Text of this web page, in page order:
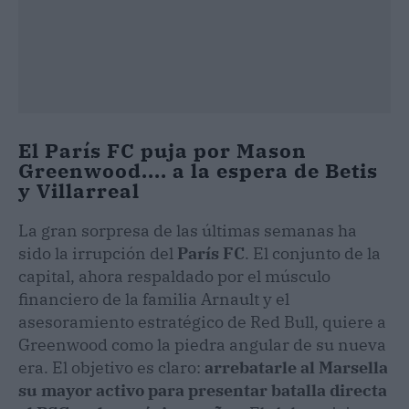
Sin embargo, sacar a Greenwood del sur de
Francia no será sencillo. El Marsella ha
rechazado las primeras aproximaciones al
valor del jugador no deja de crecer. El entorno
del futbolista busca un salto definitivo que le
permita volver a competir por títulos, y el
ambicioso plan del París FC encaja en sus
pretensiones económicas, aunque el factor
competitivo de otras ligas sigue pesando en la
balanza. ​